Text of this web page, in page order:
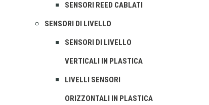
SENSORI REED CABLATI
SENSORI DI LIVELLO
SENSORI DI LIVELLO
VERTICALI IN PLASTICA
LIVELLI SENSORI
ORIZZONTALI IN PLASTICA